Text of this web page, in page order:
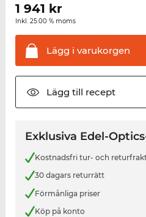
1 941 kr
Inkl. 25.00 % moms
Lägg i varukorgen
Lägg till recept
Exklusiva Edel-
Kostnadsfri tur- och
30 dagars returrätt
Förmånliga priser
Köp på konto